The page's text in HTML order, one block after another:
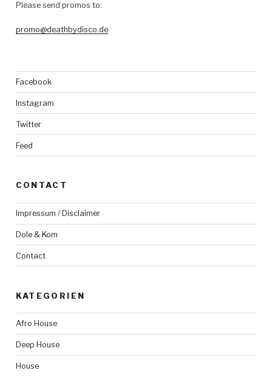
Please send promos to:
promo@deathbydisco.de
Facebook
Instagram
Twitter
Feed
CONTACT
Impressum / Disclaimer
Dole & Kom
Contact
KATEGORIEN
Afro House
Deep House
House